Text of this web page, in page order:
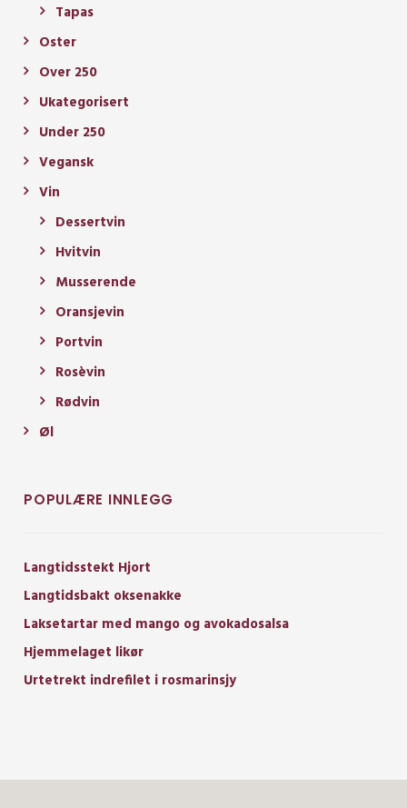
Tapas
Oster
Over 250
Ukategorisert
Under 250
Vegansk
Vin
Dessertvin
Hvitvin
Musserende
Oransjevin
Portvin
Rosèvin
Rødvin
Øl
POPULÆRE INNLEGG
Langtidsstekt Hjort
Langtidsbakt oksenakke
Laksetartar med mango og avokadosalsa
Hjemmelaget likør
Urtetrekt indrefilet i rosmarinsjy